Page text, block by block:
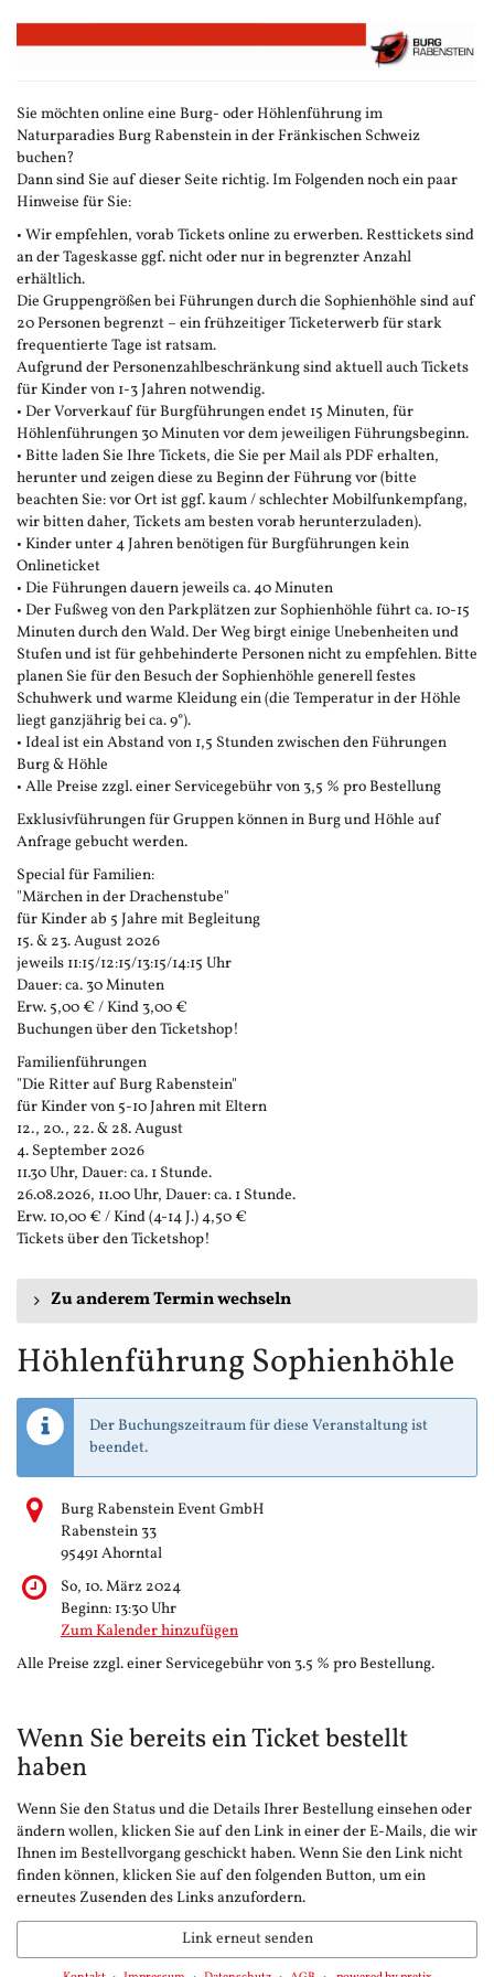
Zum
Haupt-
Sie möchten online eine Burg- oder Höhlenführung im
Naturparadies Burg Rabenstein in der Fränkischen Schweiz
buchen?
Dann sind Sie auf dieser Seite richtig. Im Folgenden noch ein paar
Hinweise für Sie:
• Wir empfehlen, vorab Tickets online zu erwerben. Resttickets sind
an der Tageskasse ggf. nicht oder nur in begrenzter Anzahl
erhältlich.
Die Gruppengrößen bei Führungen durch die Sophienhöhle sind auf
20 Personen begrenzt – ein frühzeitiger Ticketerwerb für stark
frequentierte Tage ist ratsam.
Aufgrund der Personenzahlbeschränkung sind aktuell auch Tickets
für Kinder von 1-3 Jahren notwendig.
• Der Vorverkauf für Burgführungen endet 15 Minuten, für
Höhlenführungen 30 Minuten vor dem jeweiligen Führungsbeginn.
• Bitte laden Sie Ihre Tickets, die Sie per Mail als PDF erhalten,
herunter und zeigen diese zu Beginn der Führung vor (bitte
beachten Sie: vor Ort ist ggf. kaum / schlechter Mobilfunkempfang,
wir bitten daher, Tickets am besten vorab herunterzuladen).
• Kinder unter 4 Jahren benötigen für Burgführungen kein
Onlineticket
• Die Führungen dauern jeweils ca. 40 Minuten
• Der Fußweg von den Parkplätzen zur Sophienhöhle führt ca. 10-15
Minuten durch den Wald. Der Weg birgt einige Unebenheiten und
Stufen und ist für gehbehinderte Personen nicht zu empfehlen. Bitte
planen Sie für den Besuch der Sophienhöhle generell festes
Schuhwerk und warme Kleidung ein (die Temperatur in der Höhle
liegt ganzjährig bei ca. 9°).
• Ideal ist ein Abstand von 1,5 Stunden zwischen den Führungen
Burg & Höhle
• Alle Preise zzgl. einer Servicegebühr von 3,5 % pro Bestellung
Exklusivführungen für Gruppen können in Burg und Höhle auf
Anfrage gebucht werden.
Special für Familien:
"Märchen in der Drachenstube"
für Kinder ab 5 Jahre mit Begleitung
15. & 23. August 2026
jeweils 11:15/12:15/13:15/14:15 Uhr
Dauer: ca. 30 Minuten
Erw. 5,00 € / Kind 3,00 €
Buchungen über den Ticketshop!
Familienführungen
"Die Ritter auf Burg Rabenstein"
für Kinder von 5-10 Jahren mit Eltern
12., 20., 22. & 28. August
4. September 2026
11.30 Uhr, Dauer: ca. 1 Stunde.
26.08.2026, 11.00 Uhr, Dauer: ca. 1 Stunde.
Erw. 10,00 € / Kind (4-14 J.) 4,50 €
Tickets über den Ticketshop!
Zu anderem Termin wechseln
Höhlenführung Sophienhöhle
Der Buchungszeitraum für diese Veranstaltung ist
beendet.
Burg Rabenstein Event GmbH
Rabenstein 33
95491 Ahorntal
So, 10. März 2024
Beginn: 13:30Uhr
Zum Kalender hinzufügen
Alle Preise zzgl. einer Servicegebühr von 3.5 % pro Bestellung.
Wenn Sie bereits ein Ticket bestellt
haben
Wenn Sie den Status und die Details Ihrer Bestellung einsehen oder
ändern wollen, klicken Sie auf den Link in einer der E-Mails, die wir
Ihnen im Bestellvorgang geschickt haben. Wenn Sie den Link nicht
finden können, klicken Sie auf den folgenden Button, um ein
erneutes Zusenden des Links anzufordern.
Link erneut senden